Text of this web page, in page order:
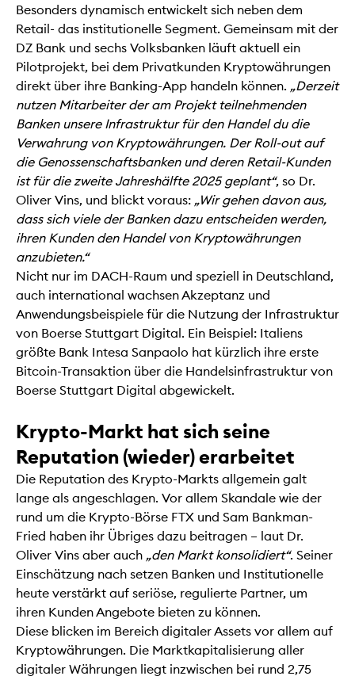
Besonders dynamisch entwickelt sich neben dem
Retail- das institutionelle Segment. Gemeinsam mit der
DZ Bank und sechs Volksbanken läuft aktuell ein
Pilotprojekt, bei dem Privatkunden Kryptowährungen
direkt über ihre Banking-App handeln können. „Derzeit
nutzen Mitarbeiter der am Projekt teilnehmenden
Banken unsere Infrastruktur für den Handel du die
Verwahrung von Kryptowährungen. Der Roll-out auf
die Genossenschaftsbanken und deren Retail-Kunden
ist für die zweite Jahreshälfte 2025 geplant“, so Dr.
Oliver Vins, und blickt voraus: „Wir gehen davon aus,
dass sich viele der Banken dazu entscheiden werden,
ihren Kunden den Handel von Kryptowährungen
anzubieten.“
Nicht nur im DACH-Raum und speziell in Deutschland,
auch international wachsen Akzeptanz und
Anwendungsbeispiele für die Nutzung der Infrastruktur
von Boerse Stuttgart Digital. Ein Beispiel: Italiens
größte Bank Intesa Sanpaolo hat kürzlich ihre erste
Bitcoin-Transaktion über die Handelsinfrastruktur von
Boerse Stuttgart Digital abgewickelt.
Krypto-Markt hat sich seine
Reputation (wieder) erarbeitet
Die Reputation des Krypto-Markts allgemein galt
lange als angeschlagen. Vor allem Skandale wie der
rund um die Krypto-Börse FTX und Sam Bankman-
Fried haben ihr Übriges dazu beitragen – laut Dr.
Oliver Vins aber auch „den Markt konsolidiert“. Seiner
Einschätzung nach setzen Banken und Institutionelle
heute verstärkt auf seriöse, regulierte Partner, um
ihren Kunden Angebote bieten zu können.
Diese blicken im Bereich digitaler Assets vor allem auf
Kryptowährungen. Die Marktkapitalisierung aller
digitaler Währungen liegt inzwischen bei rund 2,75